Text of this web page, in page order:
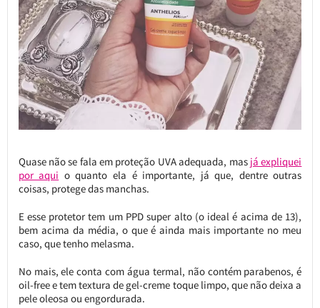
Quase não se fala em proteção UVA adequada, mas já expliquei
por aqui o quanto ela é importante, já que, dentre outras
coisas, protege das manchas.
E esse protetor tem um PPD super alto (o ideal é acima de 13),
bem acima da média, o que é ainda mais importante no meu
caso, que tenho melasma.
No mais, ele conta com água termal, não contém parabenos, é
oil-free e tem textura de gel-creme toque limpo, que não deixa a
pele oleosa ou engordurada.